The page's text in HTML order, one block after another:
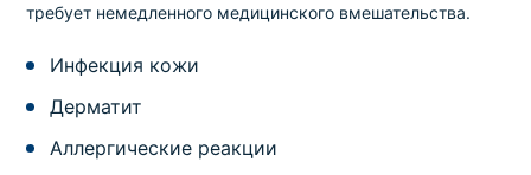
требует немедленного медицинского вмешательства.
Инфекция кожи
Дерматит
Аллергические реакции